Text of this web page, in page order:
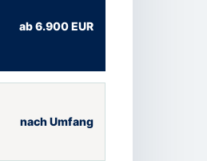
ab 6.900 EUR
nach Umfang